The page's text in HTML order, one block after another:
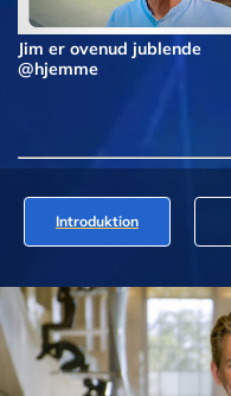
Jim er ovenud jublende
@hjemme
Introduktion